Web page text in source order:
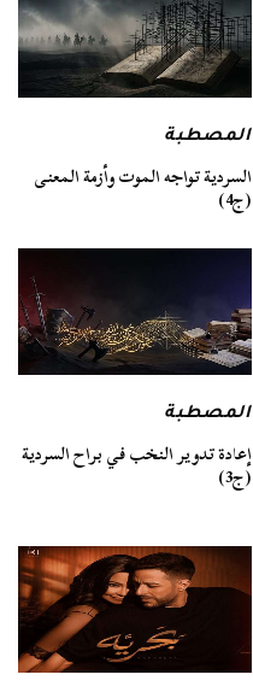
المصطبة
السردية تواجه الموت وأزمة المعنى
(ج4)
المصطبة
إعادة تدوير النخب في براح السردية
(ج3)